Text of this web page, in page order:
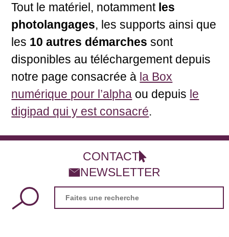
Tout le matériel, notamment les
photolangages, les supports ainsi que
les 10 autres démarches sont
disponibles au téléchargement depuis
notre page consacrée à la Box
numérique pour l’alpha ou depuis le
digipad qui y est consacré.
CONTACT
NEWSLETTER
Search
for: